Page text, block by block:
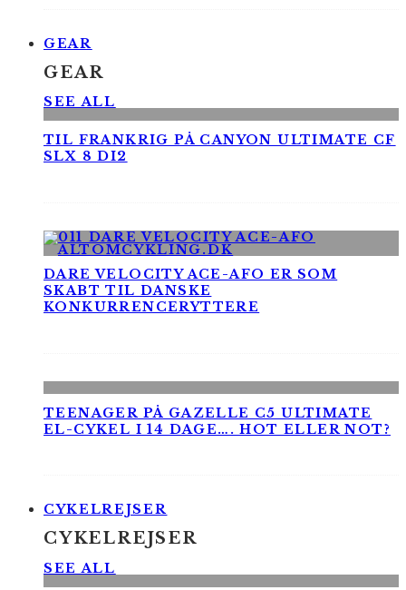
GEAR
GEAR
SEE ALL
TIL FRANKRIG PÅ CANYON ULTIMATE CF
SLX 8 DI2
DARE VELOCITY ACE-AFO ER SOM
SKABT TIL DANSKE
KONKURRENCERYTTERE
TEENAGER PÅ GAZELLE C5 ULTIMATE
EL-CYKEL I 14 DAGE…. HOT ELLER NOT?
CYKELREJSER
CYKELREJSER
SEE ALL